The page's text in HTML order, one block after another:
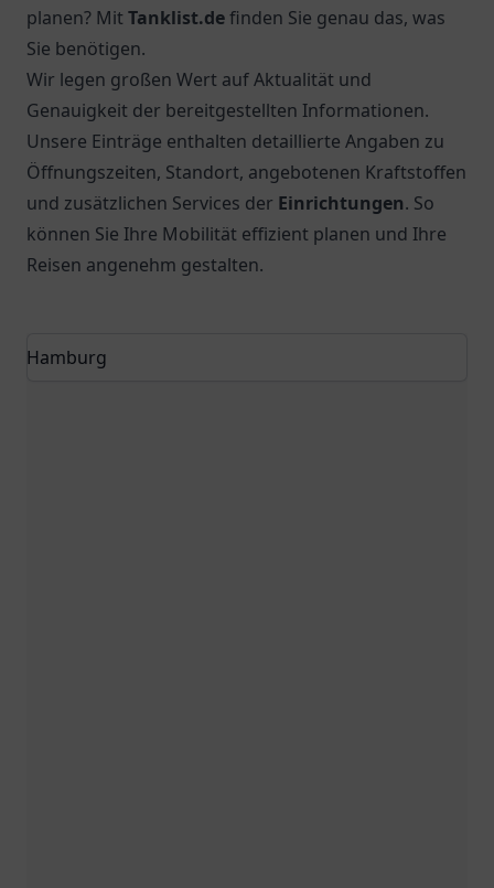
planen? Mit Tanklist.definden Sie genau das, was
Sie benötigen.
Wir legen großen Wert auf Aktualität und
Genauigkeit der bereitgestellten Informationen.
Unsere Einträge enthalten detaillierte Angaben zu
Öffnungszeiten, Standort, angebotenen Kraftstoffen
und zusätzlichen Services der Einrichtungen. So
können Sie Ihre Mobilität effizient planen und Ihre
Reisen angenehm gestalten.